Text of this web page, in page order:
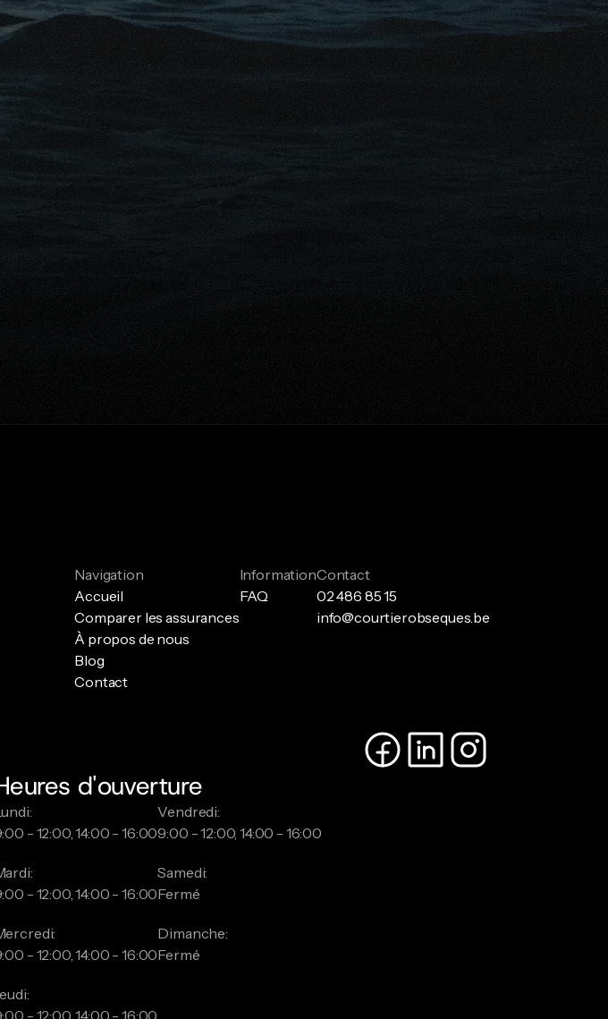
gratuits
vos
Parlez avec un expert
Navigation
Accueil
Comparer les assurances
À propos de nous
Blog
Contact
Information
FAQ
Contact
02 486 85 15
info@courtierobseques.be
d'ouverture
- 12:00, 14:00 - 16:00
- 12:00, 14:00 - 16:00
- 12:00, 14:00 - 16:00
- 12:00, 14:00 - 16:00
Vendredi:
9:00 - 12:00, 14:00 - 16:00
Samedi:
Fermé
Dimanche:
Fermé